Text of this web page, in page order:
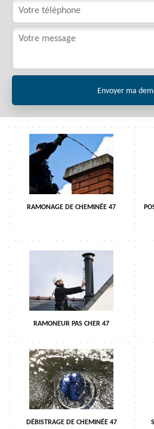
RAMONAGE DE CHEMINÉE 47
RAMONEUR PAS CHER 47
DÉBISTRAGE DE CHEMINÉE 47